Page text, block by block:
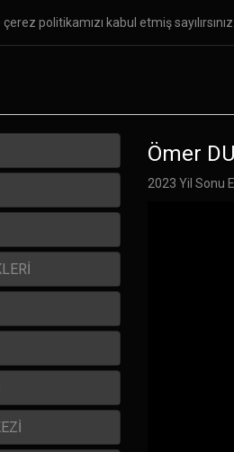
Kurslar Özel Yetenek
politikamızı kabul etmiş sayılırsınız.
Ömer
2023 Yil Sonu